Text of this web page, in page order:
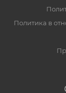
Политика в